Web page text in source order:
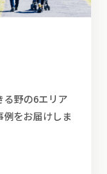
る野の6エリア
をお届けしま